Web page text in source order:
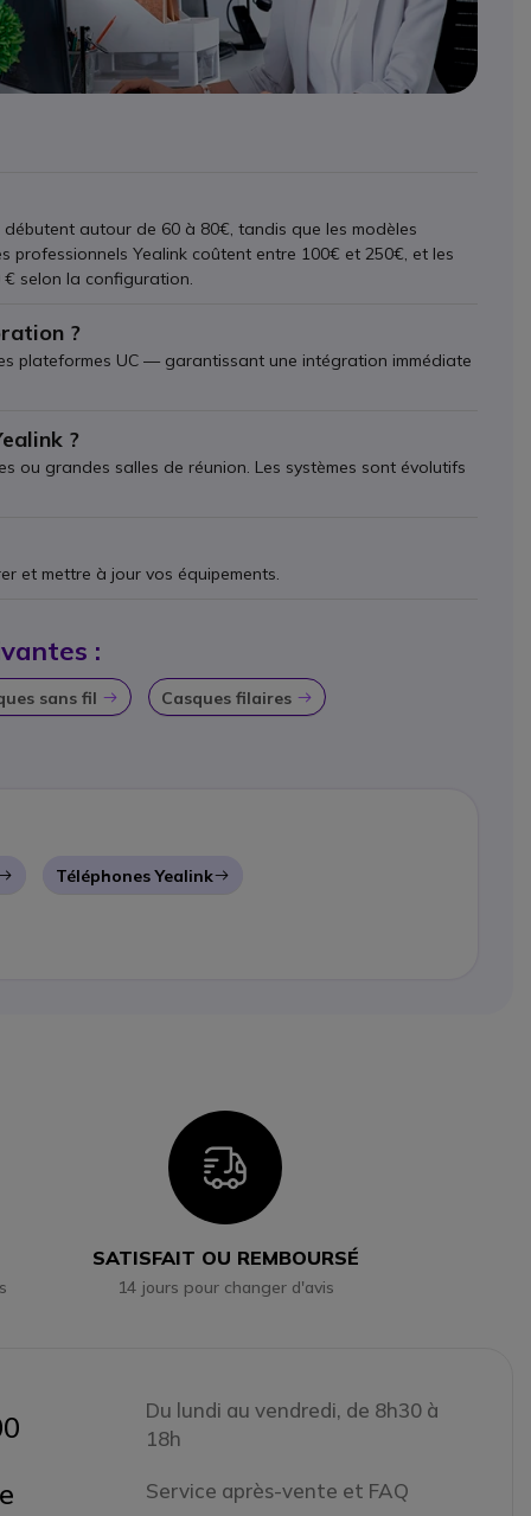
autour de 60 à 80€, tandis que les modèles
professionnels Yealink coûtent entre 100€ et 250€, et les
selon la configuration.
?
plateformes UC — garantissant une intégration immédiate
?
ou grandes salles de réunion. Les systèmes sont évolutifs
et mettre à jour vos équipements.
:
sans fil Icon Casques filaires Icon
Téléphones Yealink
Icon
SATISFAIT OU REMBOURSÉ
14 jours pour changer d'avis
Du lundi au vendredi, de 8h30 à
18h
Service après-vente et FAQ